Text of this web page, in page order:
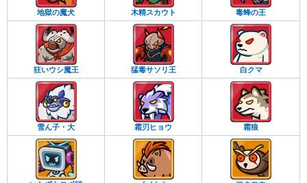
地獄の魔犬 木精スカウト 毒蜂の王
狂いウシ魔王 猛毒サソリ王 白クマ
雪ん子・大 霜刃ヒョウ 霜狼